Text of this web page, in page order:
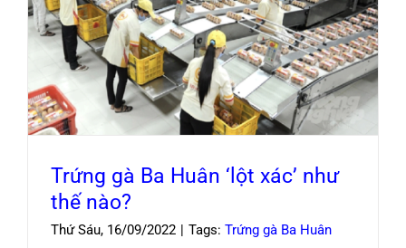
Blog Trứng gà Ba Huân ‘lột xác’ như thế nào?
Trứng gà Ba Huân ‘lột xác’ như
thế nào?
Thứ Sáu, 16/09/2022 | Tags: Trứng gà Ba Huân